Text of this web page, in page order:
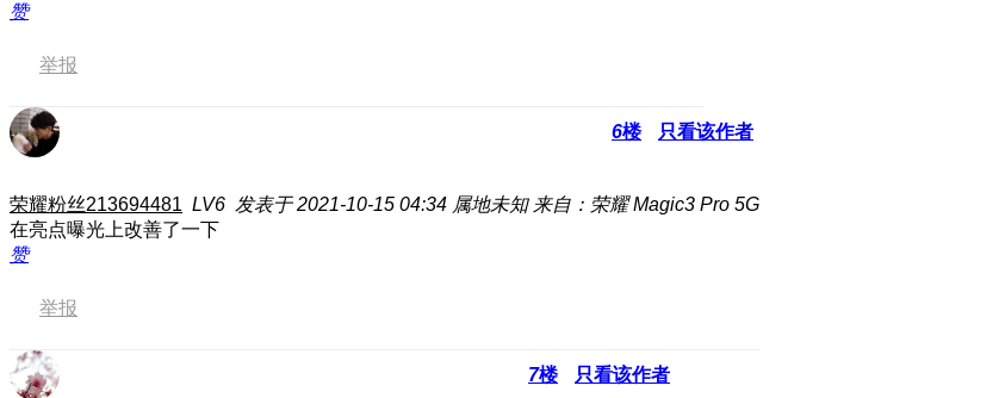
赞
举报
6楼 只看该作者
荣耀粉丝213694481 LV6 发表于 2021-10-15 04:34 属地未知 来自：荣耀 Magic3 Pro 5G
在亮点曝光上改善了一下
赞
举报
7楼 只看该作者